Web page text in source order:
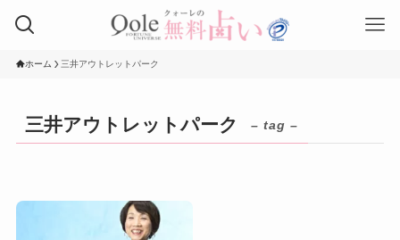
ホーム 三井アウトレットパーク
三井アウトレットパーク – tag –